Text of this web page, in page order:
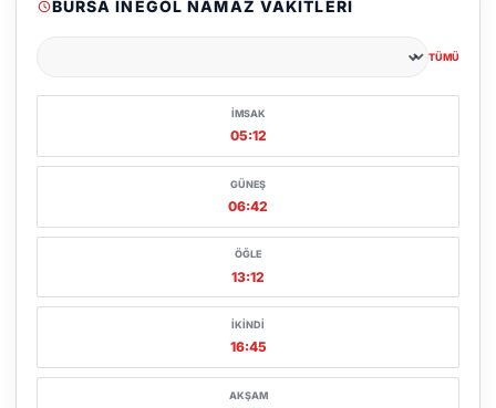
BURSA İNEGÖL NAMAZ VAKITLERI
TÜMÜ
İMSAK
05:12
GÜNEŞ
06:42
ÖĞLE
13:12
İKINDI
16:45
AKŞAM